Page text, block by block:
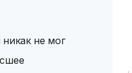
не мог